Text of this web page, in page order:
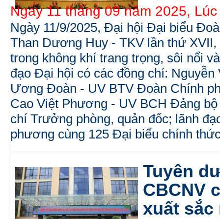
Ngày 11 tháng 09 năm 2025,
Ngày 11/9/2025, Đại hội Đại biểu
Than Dương Huy - TKV lần thứ
trong không khí trang trọng, sôi nổi
đạo Đại hội có các đồng chí:
Ương Đoàn - UV BTV Đoàn Chính
Cao Việt Phương - UV BCH Đảng
chí Trưởng phòng, quản đốc; lãnh
phương cùng 125 Đại biểu chính
Tuyên
CBCNV
xuất sắc